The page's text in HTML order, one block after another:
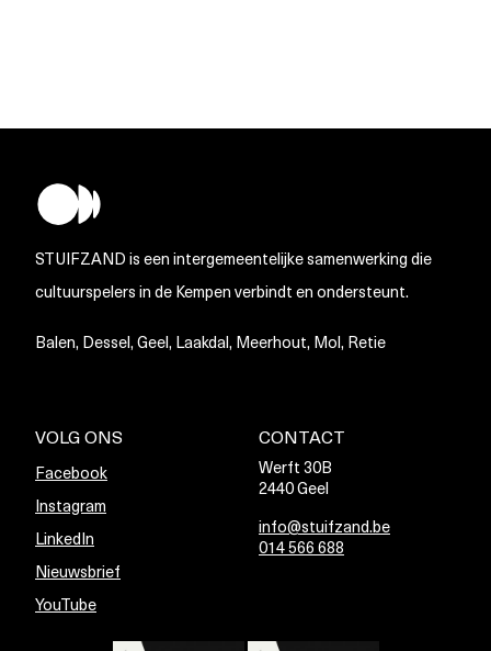
STUIFZAND is een intergemeentelijke samenwerking die
cultuurspelers in de Kempen verbindt en ondersteunt.
Balen, Dessel, Geel, Laakdal, Meerhout, Mol, Retie
VOLG ONS
Facebook
Instagram
LinkedIn
Nieuwsbrief
YouTube
CONTACT
Werft 30B
2440 Geel
info@stuifzand.be
014 566 688